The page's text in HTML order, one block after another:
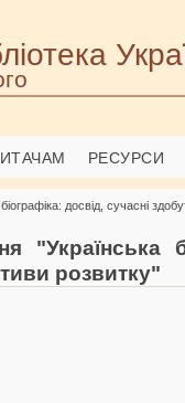
РЕСУРСИ
досвід, сучасні
"Українська
розвитку"